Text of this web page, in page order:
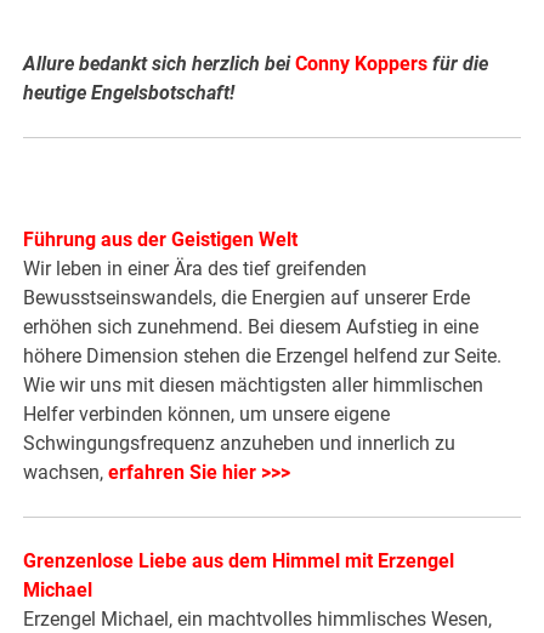
Allure bedankt sich herzlich beiConny Koppers für die
heutige Engelsbotschaft!
Führung aus der Geistigen Welt
Wir leben in einer Ära des tief greifenden
Bewusstseinswandels, die Energien auf unserer Erde
erhöhen sich zunehmend. Bei diesem Aufstieg in eine
höhere Dimension stehen die Erzengel helfend zur Seite.
Wie wir uns mit diesen mächtigsten aller himmlischen
Helfer verbinden können, um unsere eigene
Schwingungsfrequenz anzuheben und innerlich zu
wachsen,erfahren Sie hier >>>
Grenzenlose Liebe aus dem Himmel mit Erzengel
Michael
Erzengel Michael, ein machtvolles himmlisches Wesen,